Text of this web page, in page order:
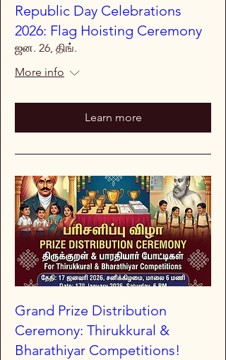
Republic Day Celebrations
2026: Flag Hoisting Ceremony
ஜன. 26, திங்.
More info
Learn more
Grand Prize Distribution
Ceremony: Thirukkural &
Bharathiyar Competitions!